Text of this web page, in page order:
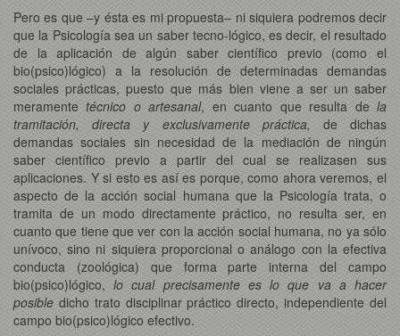
Pero es que –y ésta es mi propuesta– ni siquiera podremos decir
que la Psicología sea un saber tecno-lógico, es decir, el resultado
de la aplicación de algún saber científico previo (como el
bio(psico)lógico) a la resolución de determinadas demandas
sociales prácticas, puesto que más bien viene a ser un saber
meramentetécnico o artesanal, en cuanto que resulta dela
tramitación, directa y exclusivamente práctica, de dichas
demandas sociales sin necesidad de la mediación de ningún
saber científico previo a partir del cual se realizasen sus
aplicaciones. Y si esto es así es porque, como ahora veremos, el
aspecto de la acción social humana que la Psicología trata, o
tramita de un modo directamente práctico, no resulta ser, en
cuanto que tiene que ver con la acción social humana, no ya sólo
unívoco, sino ni siquiera proporcional o análogo con la efectiva
conducta (zoológica) que forma parte interna del campo
bio(psico)lógico,lo cual precisamente es lo que va a hacer
posible dicho trato disciplinar práctico directo, independiente del
campo bio(psico)lógico efectivo.